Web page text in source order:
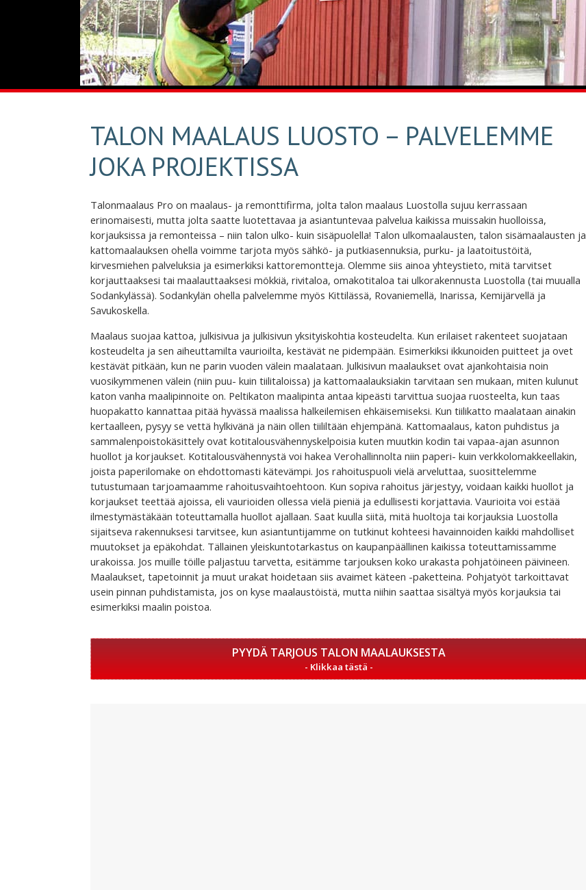
TALON MAALAUS LUOSTO – PALVELEMME
JOKA PROJEKTISSA
Talonmaalaus Pro on maalaus- ja remonttifirma, jolta talon maalaus Luostolla sujuu kerrassaan
erinomaisesti, mutta jolta saatte luotettavaa ja asiantuntevaa palvelua kaikissa muissakin huolloissa,
korjauksissa ja remonteissa – niin talon ulko- kuin sisäpuolella! Talon ulkomaalausten, talon sisämaalausten ja
kattomaalauksen ohella voimme tarjota myös sähkö- ja putkiasennuksia, purku- ja laatoitustöitä,
kirvesmiehen palveluksia ja esimerkiksi kattoremontteja. Olemme siis ainoa yhteystieto, mitä tarvitset
korjauttaaksesi tai maalauttaaksesi mökkiä, rivitaloa, omakotitaloa tai ulkorakennusta Luostolla (tai muualla
Sodankylässä). Sodankylän ohella palvelemme myös Kittilässä, Rovaniemellä, Inarissa, Kemijärvellä ja
Savukoskella.
Maalaus suojaa kattoa, julkisivua ja julkisivun yksityiskohtia kosteudelta. Kun erilaiset rakenteet suojataan
kosteudelta ja sen aiheuttamilta vaurioilta, kestävät ne pidempään. Esimerkiksi ikkunoiden puitteet ja ovet
kestävät pitkään, kun ne parin vuoden välein maalataan. Julkisivun maalaukset ovat ajankohtaisia noin
vuosikymmenen välein (niin puu- kuin tiilitaloissa) ja kattomaalauksiakin tarvitaan sen mukaan, miten kulunut
katon vanha maalipinnoite on. Peltikaton maalipinta antaa kipeästi tarvittua suojaa ruosteelta, kun taas
huopakatto kannattaa pitää hyvässä maalissa halkeilemisen ehkäisemiseksi. Kun tiilikatto maalataan ainakin
kertaalleen, pysyy se vettä hylkivänä ja näin ollen tiililtään ehjempänä. Kattomaalaus, katon puhdistus ja
sammalenpoistokäsittely ovat kotitalousvähennyskelpoisia kuten muutkin kodin tai vapaa-ajan asunnon
huollot ja korjaukset. Kotitalousvähennystä voi hakea Verohallinnolta niin paperi- kuin verkkolomakkeellakin,
joista paperilomake on ehdottomasti kätevämpi. Jos rahoituspuoli vielä arveluttaa, suosittelemme
tutustumaan tarjoamaamme rahoitusvaihtoehtoon. Kun sopiva rahoitus järjestyy, voidaan kaikki huollot ja
korjaukset teettää ajoissa, eli vaurioiden ollessa vielä pieniä ja edullisesti korjattavia. Vaurioita voi estää
ilmestymästäkään toteuttamalla huollot ajallaan. Saat kuulla siitä, mitä huoltoja tai korjauksia Luostolla
sijaitseva rakennuksesi tarvitsee, kun asiantuntijamme on tutkinut kohteesi havainnoiden kaikki mahdolliset
muutokset ja epäkohdat. Tällainen yleiskuntotarkastus on kaupanpäällinen kaikissa toteuttamissamme
urakoissa. Jos muille töille paljastuu tarvetta, esitämme tarjouksen koko urakasta pohjatöineen päivineen.
Maalaukset, tapetoinnit ja muut urakat hoidetaan siis avaimet käteen -paketteina. Pohjatyöt tarkoittavat
usein pinnan puhdistamista, jos on kyse maalaustöistä, mutta niihin saattaa sisältyä myös korjauksia tai
esimerkiksi maalin poistoa.
PYYDÄ TARJOUS TALON MAALAUKSESTA